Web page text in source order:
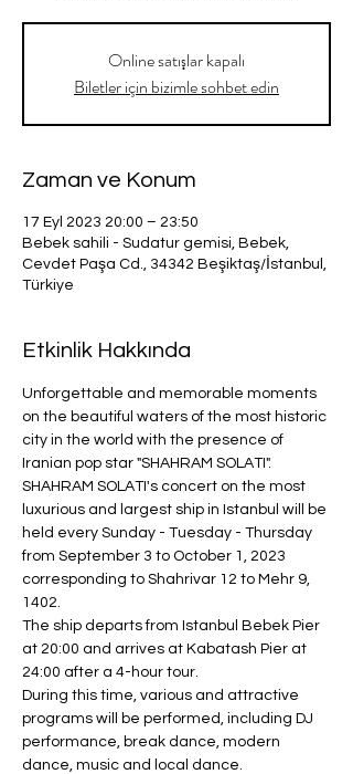
Online satışlar kapalı
Biletler için bizimle sohbet edin
Zaman ve Konum
17 Eyl 2023 20:00 – 23:50
Bebek sahili - Sudatur gemisi, Bebek,
Cevdet Paşa Cd., 34342 Beşiktaş/İstanbul,
Türkiye
Etkinlik Hakkında
Unforgettable and memorable moments
on the beautiful waters of the most historic
city in the world with the presence of
Iranian pop star "SHAHRAM SOLATI".
SHAHRAM SOLATI's concert on the most
luxurious and largest ship in Istanbul will be
held every Sunday - Tuesday - Thursday
from September 3 to October 1, 2023
corresponding to Shahrivar 12 to Mehr 9,
1402.
The ship departs from Istanbul Bebek Pier
at 20:00 and arrives at Kabatash Pier at
24:00 after a 4-hour tour.
During this time, various and attractive
programs will be performed, including DJ
performance, break dance, modern
dance, music and local dance.